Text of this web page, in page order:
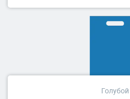
Голубой